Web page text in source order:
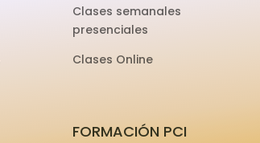
Clases semanales
presenciales
Clases Online
FORMACIÓN PCI